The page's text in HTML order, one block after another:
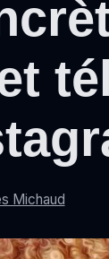
Michaud